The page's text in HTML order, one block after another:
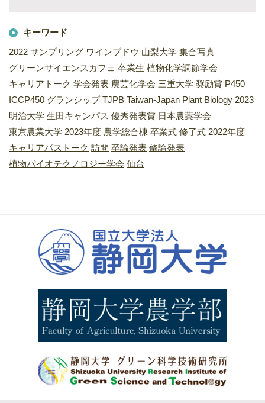
キーワード
2022 サンプリング ワインブドウ 山梨大学 集合写真
グリーンサイエンスカフェ 卒業生 植物化学調節学会
キャリアトーク 学会発表 農芸化学会 三重大学 奨励賞 P450
ICCP450 グランシップ TJPB Taiwan-Japan Plant Biology 2023
明治大学 生田キャンパス 優秀発表賞 日本農薬学会
東京農業大学 2023年度 農学総合棟 卒業式 修了式 2022年度
キャリアパストーク 訪問 卒論発表 修論発表
植物バイオテクノロジー学会 仙台